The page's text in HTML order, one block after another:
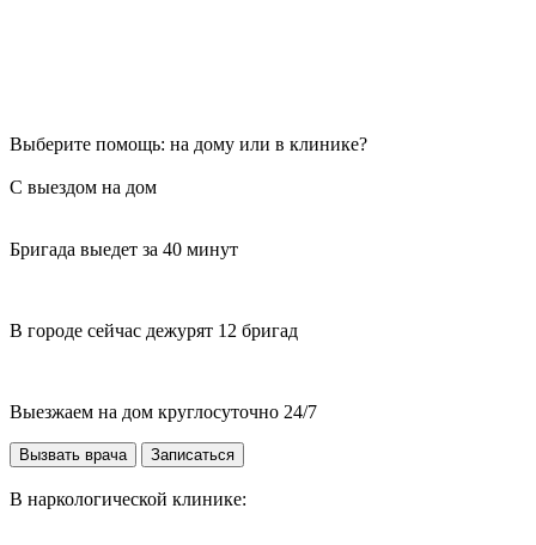
Выберите помощь: на дому или в клинике?
С выездом на дом
Бригада выедет за 40 минут
В городе сейчас дежурят 12 бригад
Выезжаем на дом круглосуточно 24/7
Вызвать врача Записаться
В наркологической клинике: